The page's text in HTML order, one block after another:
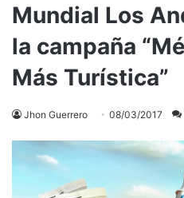
Mundial Los
la campaña
Más Turística”
Jhon Guerrero 08/03/2017